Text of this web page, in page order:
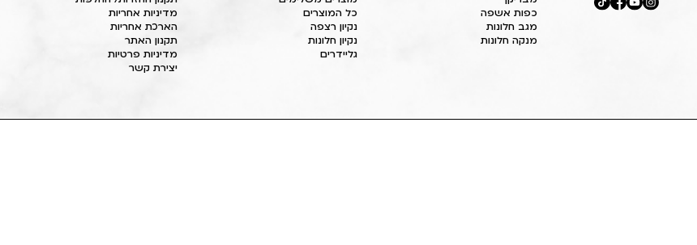
כפות אשפה
מגב חלונות
מנקה חלונות
כל המוצרים
נקיון רצפה
נקיון חלונות
גליידרים
מדיניות אחריות
הארכת אחריות
תקנון האתר
מדיניות פרטיות
יצירת קשר